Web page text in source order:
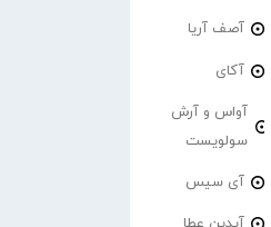
آصف آریا
آکای
آواس و آرش
سولویست
آی سیس